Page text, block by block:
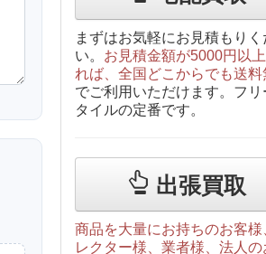
まずはお気軽にお見積もりく
い。 お見積金額が5000円以
れば、全国どこからでも送料
でご利用いただけます。フリ
タイルの定番です。
出張買取
商品を大量にお持ちのお客様
レクター様、業者様、法人の